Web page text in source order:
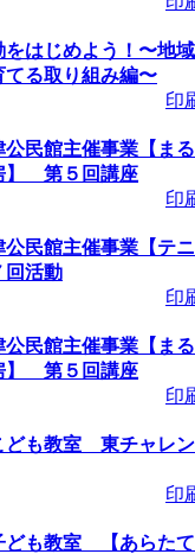
08/10～
！コ
ョン
受付期
る塾
：～
広場「
～2026/
流広場
をはじめよう！〜地域
てる取り組み編〜
印
民館主催事業【まる
】 第５回講座
印
民館主催事業【テニ
回活動
印
民館主催事業【まる
】 第５回講座
印
ども教室 東チャレン
印
ども教室 【あらたて